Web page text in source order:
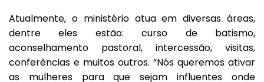
Atualmente, o ministério atua em diversas áreas,
dentre eles estão: curso de batismo,
aconselhamento pastoral, intercessão, visitas,
conferências e muitos outros. “Nós queremos ativar
as mulheres para que sejam influentes onde